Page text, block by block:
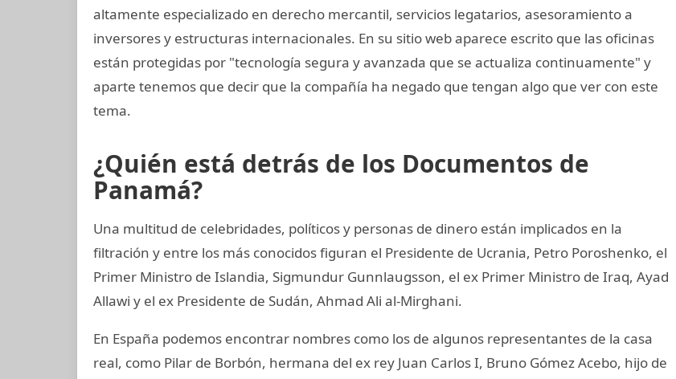
altamente especializado en derecho mercantil, servicios legatarios, asesoramiento a
inversores y estructuras internacionales. En su sitio web aparece escrito que las oficinas
están protegidas por "tecnología segura y avanzada que se actualiza continuamente" y
aparte tenemos que decir que la compañía ha negado que tengan algo que ver con este
tema.
¿Quién está detrás de los Documentos de
Panamá?
Una multitud de celebridades, políticos y personas de dinero están implicados en la
filtración y entre los más conocidos figuran el Presidente de Ucrania, Petro Poroshenko, el
Primer Ministro de Islandia, Sigmundur Gunnlaugsson, el ex Primer Ministro de Iraq, Ayad
Allawi y el ex Presidente de Sudán, Ahmad Ali al-Mirghani.
En España podemos encontrar nombres como los de algunos representantes de la casa
real, como Pilar de Borbón, hermana del ex rey Juan Carlos I, Bruno Gómez Acebo, hijo de